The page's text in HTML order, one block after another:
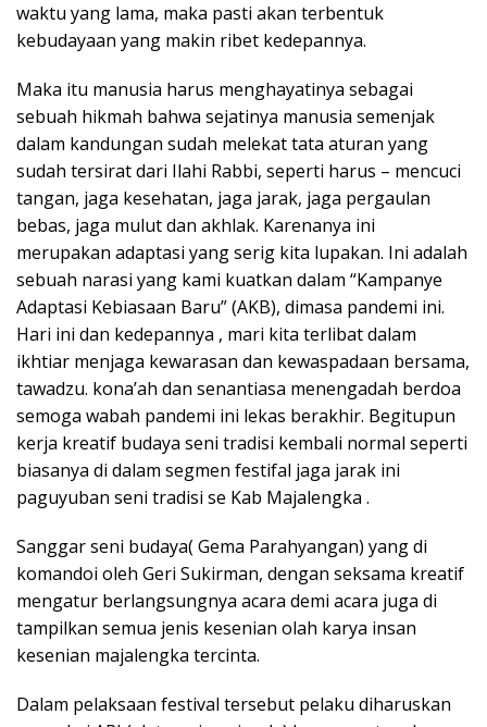
waktu yang lama, maka pasti akan terbentuk
kebudayaan yang makin ribet kedepannya.
Maka itu manusia harus menghayatinya sebagai
sebuah hikmah bahwa sejatinya manusia semenjak
dalam kandungan sudah melekat tata aturan yang
sudah tersirat dari Ilahi Rabbi, seperti harus – mencuci
tangan, jaga kesehatan, jaga jarak, jaga pergaulan
bebas, jaga mulut dan akhlak. Karenanya ini
merupakan adaptasi yang serig kita lupakan. Ini adalah
sebuah narasi yang kami kuatkan dalam “Kampanye
Adaptasi Kebiasaan Baru” (AKB), dimasa pandemi ini.
Hari ini dan kedepannya , mari kita terlibat dalam
ikhtiar menjaga kewarasan dan kewaspadaan bersama,
tawadzu. kona’ah dan senantiasa menengadah berdoa
semoga wabah pandemi ini lekas berakhir. Begitupun
kerja kreatif budaya seni tradisi kembali normal seperti
biasanya di dalam segmen festifal jaga jarak ini
paguyuban seni tradisi se Kab Majalengka .
Sanggar seni budaya( Gema Parahyangan) yang di
komandoi oleh Geri Sukirman, dengan seksama kreatif
mengatur berlangsungnya acara demi acara juga di
tampilkan semua jenis kesenian olah karya insan
kesenian majalengka tercinta.
Dalam pelaksaan festival tersebut pelaku diharuskan